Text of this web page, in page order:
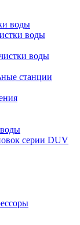
воды
воды
воды
станции
серии DUV